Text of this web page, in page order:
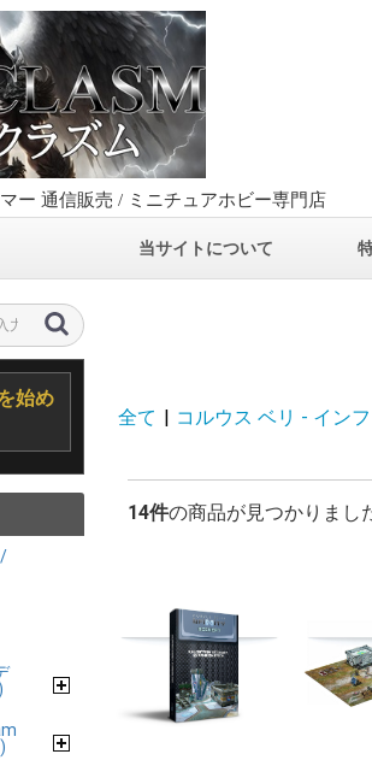
ー 通信販売 / ミニチュアホビー専門店
当サイトについて
始め
全て | コルウス ベリ - イン
14件の商品が見つかりまし